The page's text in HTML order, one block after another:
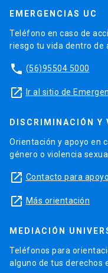
EMERGENCIAS UC
Teléfono en caso de
riesgo tu vida dentro de
phone (56)95504 5000
launch Ir al sitio de
DISCRIMINACIÓN Y
Orientación y apoyo en
género o violencia
launch Contacto para apoyo
launch Más orientación
MEDIACIÓN
Teléfonos para
alguno de tus derechos